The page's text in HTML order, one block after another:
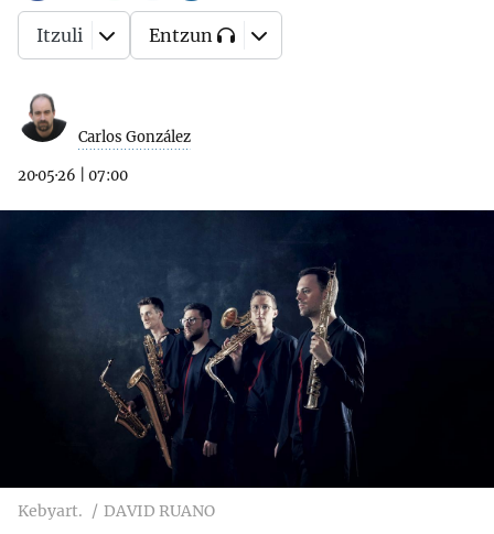
Carlos González
20·05·26 07:00
Itzuli Entzun
Kebyart. DAVID RUANO